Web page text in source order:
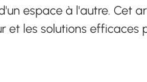
espace à l'autre. Cet
et les solutions efficaces